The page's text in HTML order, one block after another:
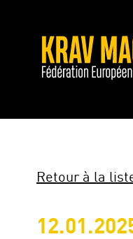
Retour à la